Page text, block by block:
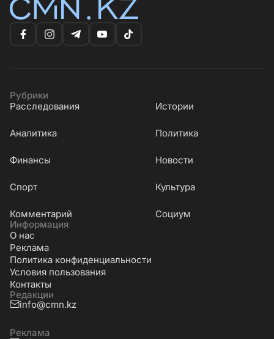
Рубрики
Расследования
Истории
Аналитика Политика
Финансы Новости
Cпорт Культура
Комментарий
Социум
Информация
О нас
Реклама
Политика конфиденциальности
Условия пользования
Контакты
Редакции
info@cmn.kz
Реклама